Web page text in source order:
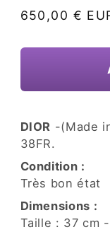
dans
Prix
650,00 €
DIOR -(Made
38FR.
Condition :
Très bon état
Dimensions :
Taille : 37 cm